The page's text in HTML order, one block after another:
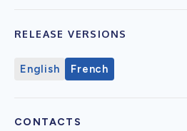
RELEASE VERSIONS
English French
CONTACTS